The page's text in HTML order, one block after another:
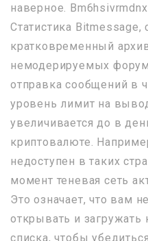
наверное.
Статистика Bitmessage,
кратковременный
немодерируемых
отправка сообщений в
уровень лимит на
увеличивается до в
криптовалюте.
недоступен в таких
момент теневая сеть
Это означает, что вам
открывать и
списка, чтобы